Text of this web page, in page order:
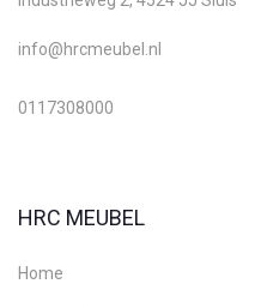
info@hrcmeubel.nl
0117308000
HRC MEUBEL
Home